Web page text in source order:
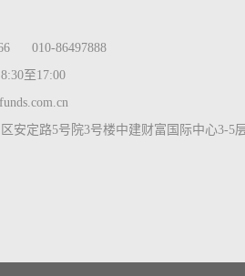
010-86497888
至17:00
安定路5号院3号楼中建财富国际中心3-5